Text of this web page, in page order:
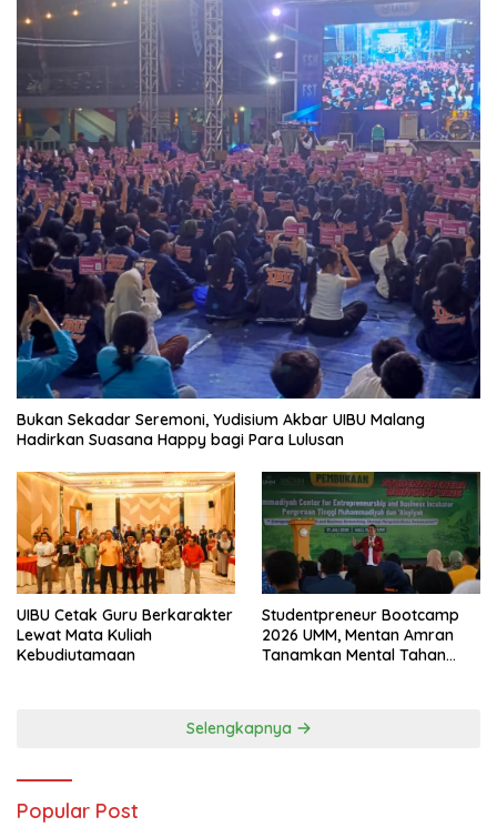
Bukan Sekadar Seremoni, Yudisium Akbar UIBU Malang
Hadirkan Suasana Happy bagi Para Lulusan
UIBU Cetak Guru Berkarakter
Lewat Mata Kuliah
Kebudiutamaan
Studentpreneur Bootcamp
2026 UMM, Mentan Amran
Tanamkan Mental Tahan
Selengkapnya
Popular Post